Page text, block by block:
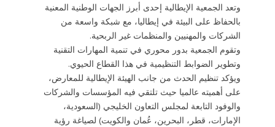
وتعد الجمعية الإيطالية إحدى أبرز الجهات الوطنية المعنية
بالحفاظ على البيئة في إيطاليا، مع شبكة واسعة من
الشركات والمهنيين والمنظمات غير الربحية.
وتقوم الجمعية بدور محوري في تنمية المهارات التقنية
وتطوير الضوابط التنظيمية في هذا القطاع الحيوي.
ويؤكد تنظيم الحدث من جانب الهيئة الإيطالية للمعارض،
على أهميته عالميا حيث تلتقي فيه المؤسسات والشركات
والوفود التابعة لمجلس التعاون الخليجي (السعودية،
الإمارات، قطر، البحرين، عُمان والكويت) لصياغة رؤية